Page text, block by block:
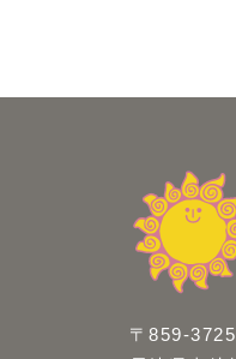
〒859-3725